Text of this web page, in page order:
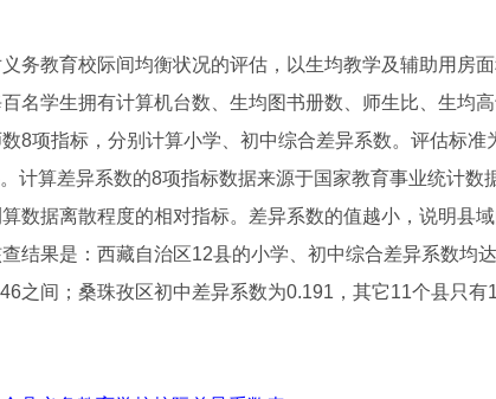
教育校际间均衡状况的评估，以生均教学及辅助用房面
名学生拥有计算机台数、生均图书册数、师生比、生均
8项指标，分别计算小学、初中综合差异系数。评估标准
计算差异系数的8项指标数据来源于国家教育事业统计数
数据离散程度的相对指标。差异系数的值越小，说明县
结果是：西藏自治区12县的小学、初中综合差异系数均
之间；桑珠孜区初中差异系数为0.191，其它11个县只有